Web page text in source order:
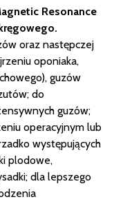
Resonance
oraz następczej
oponiaka,
guzów
do
guzów;
operacyjnym lub
występujących
plodowe,
dla lepszego